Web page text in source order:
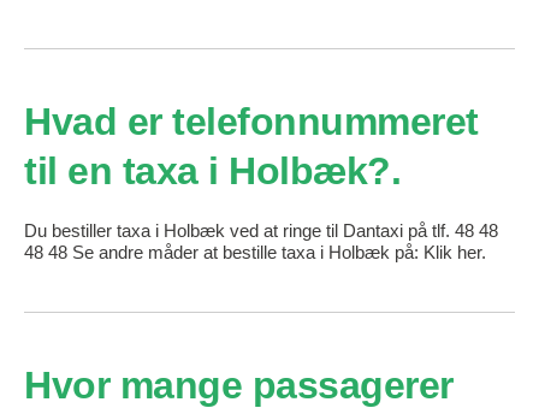
Hvad er telefonnummeret
til en taxa i Holbæk?
Du bestiller taxa i Holbæk ved at ringe til Dantaxi på tlf. 48 48
48 48 Se andre måder at bestille taxa i Holbæk på: Klik her.
Hvor mange passagerer